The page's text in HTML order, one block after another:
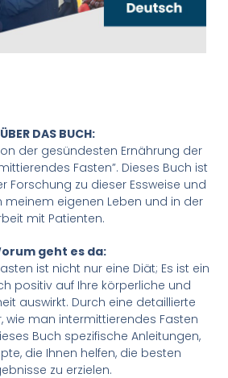
ÜBER DAS BUCH:
der gesündesten Ernährung der
Fasten”. Dieses Buch ist
Forschung zu dieser Essweise und
meinem eigenen Leben und in der
mit Patienten.
geht es da:
ist nicht nur eine Diät; Es ist ein
positiv auf Ihre körperliche und
auswirkt. Durch eine detaillierte
wie man intermittierendes Fasten
Buch spezifische Anleitungen,
die Ihnen helfen, die besten
zu erzielen.